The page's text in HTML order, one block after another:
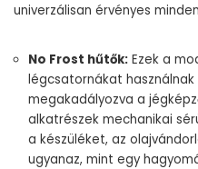
univerzálisan érvényes
No Frost hűtők: Ezek a
légcsatornákat
megakadályozva a
alkatrészek mechanikai
a készüléket, az
ugyanaz, mint egy